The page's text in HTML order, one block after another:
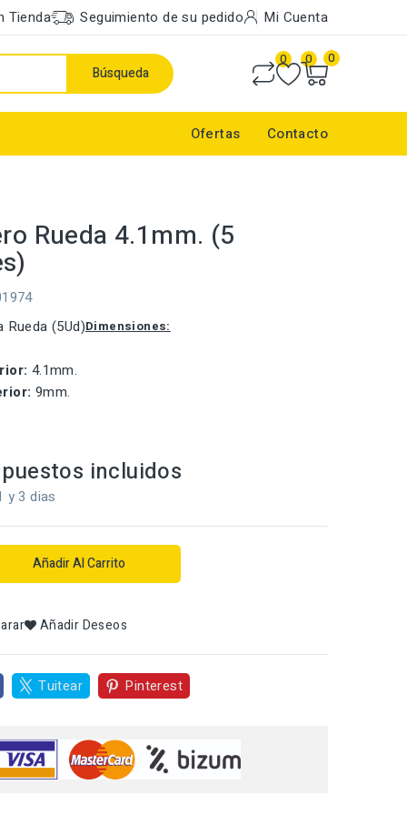
Tienda Seguimiento de su pedido Mi Cuenta
Búsqueda
0 0 0
Ofertas Contacto
Rueda 4.1mm. (5
Rueda (5Ud)Dimensiones:
4.1mm.
9mm.
incluidos
y 3 dias
Añadir Al Carrito
Añadir Deseos
Tuitear Pinterest